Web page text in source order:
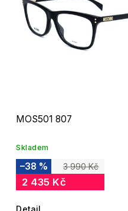
MOS501 807
Skladem
3 990 Kč
–38 %
2 435 Kč